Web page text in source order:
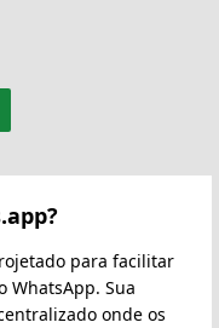
para facilitar
WhatsApp. Sua
onde os